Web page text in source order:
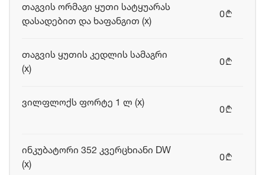
თაგვის ორმაგი ყუთი სატყუარას
დასადებით და ხაფანგით (x)
0b
თაგვის ყუთის კედლის სამაგრი
(x)
0b
ვილფლოქს ფორტე 1 ლ (x)
0b
ინკუბატორი 352 კვერცხიანი DW
(x)
0b